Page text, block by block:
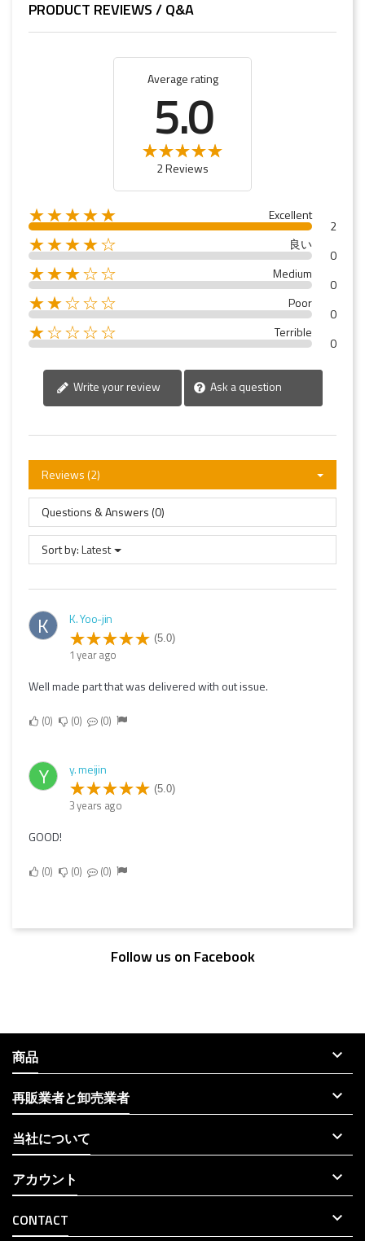
PRODUCT REVIEWS / Q&A
Average rating
5.0
2 Reviews
★★★★★ Excellent
2
★★★★☆ 良い
0
★★★☆☆ Medium
0
★★☆☆☆ Poor
0
★☆☆☆☆ Terrible
0
Write your review Ask a question
Reviews (2)
Questions & Answers (0)
Sort by:Latest
K K. Yoo-jin
(5.0)
1 year ago
Well made part that was delivered with out issue.
0 0 0
Y y. meijin
(5.0)
3 years ago
GOOD!
0 0 0
Follow us on Facebook
商品 
再販業者と卸売業者 
当社について 
アカウント 
CONTACT 